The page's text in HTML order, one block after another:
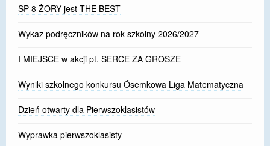
SP-8 ŻORY jest THE BEST
Wykaz podręczników na rok szkolny 2026/2027
I MIEJSCE w akcji pt. SERCE ZA GROSZE
Wyniki szkolnego konkursu Ósemkowa Liga Matematyczna
Dzień otwarty dla Pierwszoklasistów
Wyprawka pierwszoklasisty